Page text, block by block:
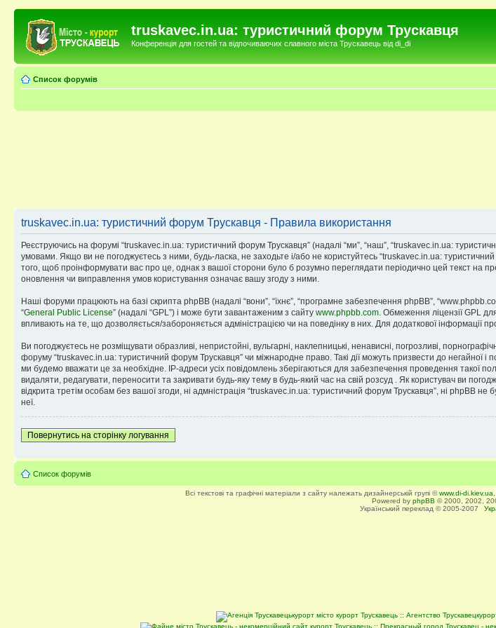
truskavec.in.ua: туристичний форум Трускавця
Конференція для гостей та відпочиваючих славного міста Трускавець від di_di
Список форумів
truskavec.in.ua: туристичний форум Трускавця - Правила використання
Реєструючись на форумі “truskavec.in.ua: туристичний форум Трускавця” (надалі “ми”, “наш”, “truskavec.in.ua:
умовами. Якщо ви не погоджуєтесь з ними, будь-ласка, не заходьте і/або не користуйтесь “truskavec.in.ua:
того, щоб проінформувати вас про це, однак з вашої сторони було б розумно переглядати періодично цей текст на
оновлення чи виправлення умов користування означає вашу згоду з ними.
Наші форуми працюють на базі скрипта phpBB (надалі “вони”, “їхнє”, “програмне забезпечення phpBB”,
“General Public License” (надалі “GPL”) і може бути завантаженим з сайту www.phpbb.com . Обмеження ліцензії GPL
впливають на те, що дозволяється/забороняється адміністрацією чи на поведінку в них. Для додаткової інформації
Ви погоджуєтесь не розміщувати образливі, непристойні, вульгарні, наклепницькі, ненависні, погрозливі,
форуму “truskavec.in.ua: туристичний форум Трускавця” чи міжнародне право. Такі дії можуть призвести до
ми будемо вважати це за необхідне. IP-адреси усіх повідомлень зберігаються для забезпечення проведення такої
видаляти, редагувати, переносити та закривати будь-яку тему в будь-який час на свій розсуд . Як користувач ви
відкрита третім особам без вашої згоди, ні адмністрація “truskavec.in.ua: туристичний форум Трускавця”, ні phpBB не
неї.
Повернутись на сторінку логування
Список форумів
Всі текстові та графічні матеріали з сайту належать дизайнерській групі ©www.di-di.kiev.ua
Powered by phpBB © 2000, 2002,
Український переклад © 2005-2007